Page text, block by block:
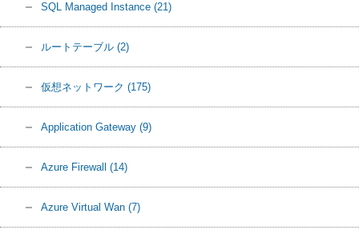
SQL Managed Instance (21)
ルートテーブル (2)
仮想ネットワーク (175)
Application Gateway (9)
Azure Firewall (14)
Azure Virtual Wan (7)